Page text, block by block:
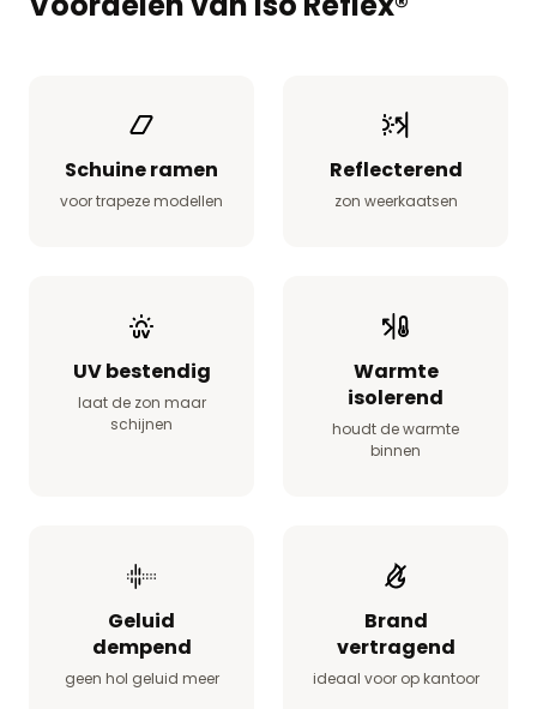
Schuine ramen
voor trapeze modellen
Reflecterend
zon weerkaatsen
UV bestendig
laat de zon maar
schijnen
Warmte
isolerend
houdt de warmte
binnen
Geluid
dempend
geen hol geluid meer
Brand
vertragend
ideaal voor op kantoor